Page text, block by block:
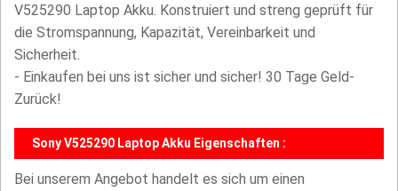
V525290 Laptop Akku. Konstruiert und streng geprüft für
die Stromspannung, Kapazität, Vereinbarkeit und
Sicherheit.
- Einkaufen bei uns ist sicher und sicher! 30 Tage Geld-
Zurück!
Sony V525290 Laptop Akku Eigenschaften :
Bei unserem Angebot handelt es sich um einen